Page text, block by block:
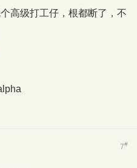
高级打工仔，根都断了，不
7#